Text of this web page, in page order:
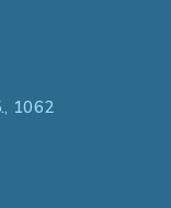
1062